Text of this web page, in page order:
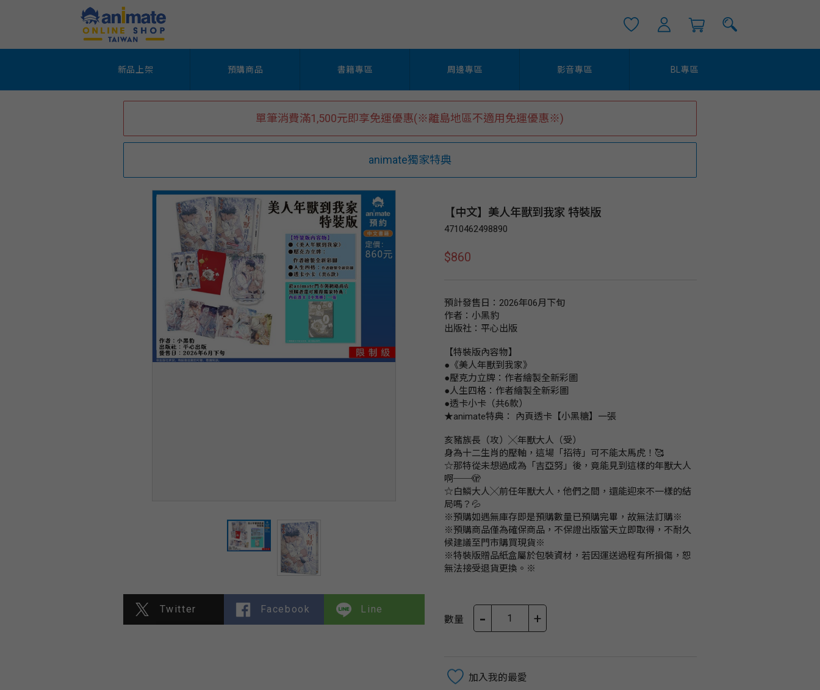
新品上架 預購商品 書籍專區 周邊專區 影音專區 BL專區
單筆消費滿1,500元即享免運優惠(※離島地區不適用免運優惠※)
animate獨家特典
Twitter Facebook Line
【中文】美人年獸到我家 特裝版
4710462498890
$860
預計發售日：2026年06月下旬
作者：小黑豹
出版社：平心出版
【特裝版內容物】
●《美人年獸到我家》
●壓克力立牌：作者繪製全新彩圖
●人生四格：作者繪製全新彩圖
●透卡小卡（共6款）
★animate特典： 內頁透卡【小黑糖】一張
亥豬族長（攻）╳年獸大人（受）
身為十二生肖的壓軸，這場「招待」可不能太馬虎！🥰
☆那特從未想過成為「吉亞努」後，竟能見到這樣的年獸大人
啊──🫣
☆白鱗大人╳前任年獸大人，他們之間，還能迎來不一樣的結
局嗎？💦
※預購如遇無庫存即是預購數量已預購完畢，故無法訂購※
※預購商品僅為確保商品，不保證出版當天立即取得，不耐久
候建議至門市購買現貨※
※特裝版贈品紙盒屬於包裝資材，若因運送過程有所損傷，恕
無法接受退貨更換。※
數量 - +
加入我的最愛